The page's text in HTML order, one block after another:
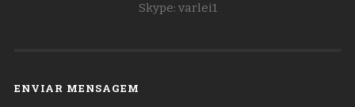
Skype: varlei1
ENVIAR MENSAGEM